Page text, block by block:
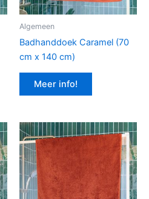
Algemeen
Badhanddoek Caramel (70
cm x 140 cm)
Meer info!